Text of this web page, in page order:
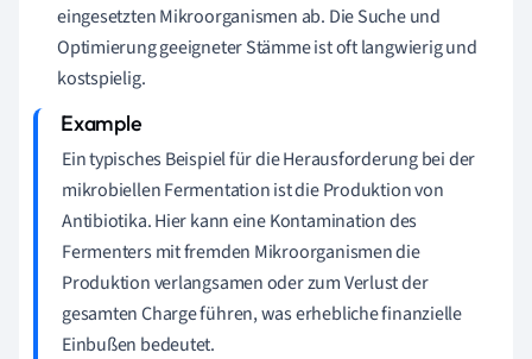
eingesetzten Mikroorganismen ab. Die Suche und
Optimierung geeigneter Stämme ist oft langwierig und
kostspielig.
Ein typisches Beispiel für die Herausforderung bei der
mikrobiellen Fermentation ist die Produktion von
Antibiotika. Hier kann eine Kontamination des
Fermenters mit fremden Mikroorganismen die
Produktion verlangsamen oder zum Verlust der
gesamten Charge führen, was erhebliche finanzielle
Einbußen bedeutet.